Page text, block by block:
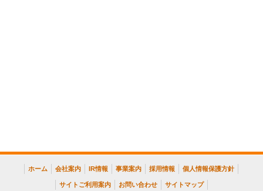
ホーム 会社案内 IR情報 事業案内 採用情報 個人情報保護方針
サイトご利用案内 お問い合わせ サイトマップ